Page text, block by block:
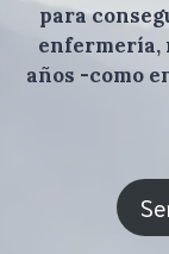
para
enfermería,
años -como